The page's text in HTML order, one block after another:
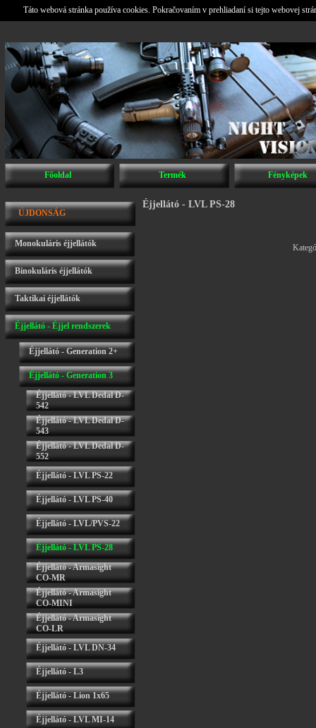
Táto webová stránka používa cookies. Pokračovaním v prehliadaní si tejto webovej
Főoldal Termék Fényképek
ÚJDONSÁG
Monokuláris éjjellátók
Binokuláris éjjellátók
Taktikai éjjellátók
Éjjellátó - Éjjel rendszerek
Éjjellátó - Generation 2+
Éjjellátó - Generation 3
Éjjellátó - LVL Dedal D-
542
Éjjellátó - LVL Dedal D-
543
Éjjellátó - LVL Dedal D-
552
Éjjellátó - LVL PS-22
Éjjellátó - LVL PS-40
Éjjellátó - LVL/PVS-22
Éjjellátó - LVL PS-28
Éjjellátó - Armasight
CO-MR
Éjjellátó - Armasight
CO-MINI
Éjjellátó - Armasight
CO-LR
Éjjellátó - LVL DN-34
Éjjellátó - L3
Éjjellátó - Lion 1x65
Éjjellátó - LVL MI-14
Éjjellátó - LVL PS-28